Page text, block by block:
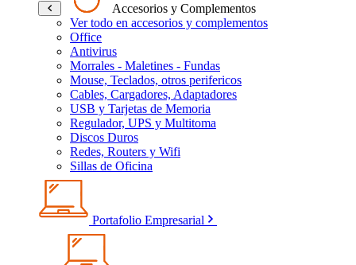
Accesorios y Complementos
Ver todo en accesorios y complementos
Office
Antivirus
Morrales - Maletines - Fundas
Mouse, Teclados, otros perifericos
Cables, Cargadores, Adaptadores
USB y Tarjetas de Memoria
Regulador, UPS y Multitoma
Discos Duros
Redes, Routers y Wifi
Sillas de Oficina
Portafolio Empresarial